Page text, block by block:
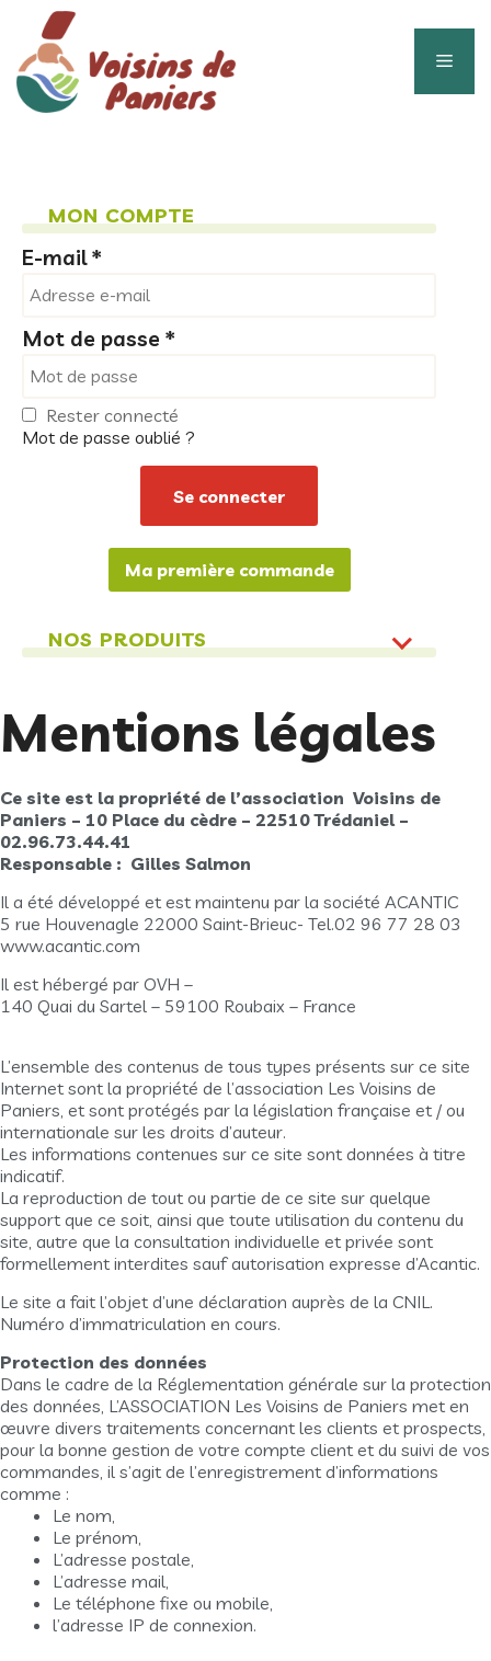
contenu
Mentions légales
Ce site est la propriété de l’association Voisins de
Paniers – 10 Place du cèdre – 22510 Trédaniel –
02.96.73.44.41
Responsable : Gilles Salmon
Il a été développé et est maintenu par la société ACANTIC
5 rue Houvenagle 22000 Saint-Brieuc- Tel.02 96 77 28 03
www.acantic.com
Il est hébergé par OVH –
140 Quai du Sartel – 59100 Roubaix – France
L’ensemble des contenus de tous types présents sur ce site
Internet sont la propriété de l’association Les Voisins de
Paniers, et sont protégés par la législation française et / ou
internationale sur les droits d’auteur.
Les informations contenues sur ce site sont données à titre
indicatif.
La reproduction de tout ou partie de ce site sur quelque
support que ce soit, ainsi que toute utilisation du contenu du
site, autre que la consultation individuelle et privée sont
formellement interdites sauf autorisation expresse d’Acantic.
Le site a fait l’objet d’une déclaration auprès de la CNIL.
Numéro d’immatriculation en cours.
Protection des données
Dans le cadre de la Réglementation générale sur la protection
des données, L’ASSOCIATION Les Voisins de Paniers met en
œuvre divers traitements concernant les clients et prospects,
pour la bonne gestion de votre compte client et du suivi de vos
commandes, il s’agit de l’enregistrement d’informations
comme :
Le nom,
Le prénom,
L’adresse postale,
L’adresse mail,
Le téléphone fixe ou mobile,
l’adresse IP de connexion.
MON COMPTE
E-mail*
Mot de passe *
Rester connecté
Mot de passe oublié ?
Ma première commande
NOS PRODUITS